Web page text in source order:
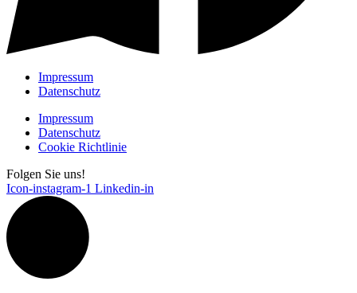
Impressum
Datenschutz
Impressum
Datenschutz
Cookie Richtlinie
Folgen Sie uns!
Icon-instagram-1 Linkedin-in